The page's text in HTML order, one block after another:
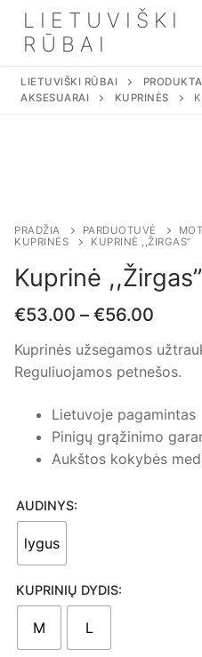
turinio
LIETUVIŠKI
RŪBAI
LIETUVIŠKI RŪBAI
AKSESUARAI
KUPRINĖS
PRADŽIA PARDUOTUVĖ
KUPRINĖS
KUPRINĖ ,,ŽIRGAS”
Kuprinė ,,Žirgas”
€53.00 – €56.00
Kuprinės užsegamos
Reguliuojamos petnešos.
Lietuvoje pagamintas
Pinigų grąžinimo
Aukštos kokybės
AUDINYS:
lygus
KUPRINIŲ DYDIS:
M L